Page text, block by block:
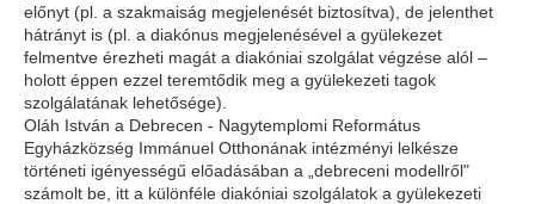
előnyt (pl. a szakmaiság megjelenését biztosítva), de jelenthet
hátrányt is (pl. a diakónus megjelenésével a gyülekezet
felmentve érezheti magát a diakóniai szolgálat végzése alól –
holott éppen ezzel teremtődik meg a gyülekezeti tagok
szolgálatának lehetősége).
Oláh István a Debrecen - Nagytemplomi Református
Egyházközség Immánuel Otthonának intézményi lelkésze
történeti igényességű előadásában a „debreceni modellről"
számolt be, itt a különféle diakóniai szolgálatok a gyülekezeti